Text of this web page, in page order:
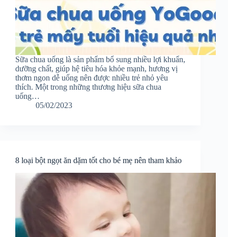
Sữa chua uống là sản phẩm bổ sung nhiều lợi khuẩn,
dưỡng chất, giúp hệ tiêu hóa khỏe mạnh, hương vị
thơm ngon dễ uống nên được nhiều trẻ nhỏ yêu
thích. Một trong những thương hiệu sữa chua
uống…
05/02/2023
8 loại bột ngọt ăn dặm tốt cho bé mẹ nên tham khảo